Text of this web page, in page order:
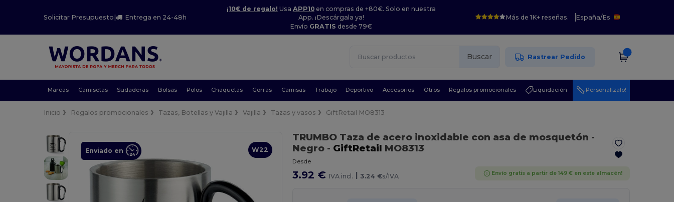
Solicitar Presupuesto | Entrega en 24-48h
¡10€ de regalo! Usa APP10en compras de +80€. Solo en nuestra
App. ¡Descárgala ya!
Envío GRATIS desde 79€
Más de 1K+ reseñas. España/Es
Buscar Rastrear Pedido
Marcas Camisetas Sudaderas Bolsas Polos Chaquetas Gorras Camisas Trabajo Deportivo Accesorios Otros Regalos promocionales Liquidación ¡Personalízalo!
Inicio Regalos promocionales Tazas, Botellas y Vajilla Vajilla Tazas y vasos GiftRetail MO8313
W22
Enviado en
TRUMBO Taza de acero inoxidable con asa de mosquetón -
Negro- GiftRetail MO8313
Desde
3.92 € IVA incl. | 3.24 €s/IVA Envío gratis a partir de 149 € en este almacén!